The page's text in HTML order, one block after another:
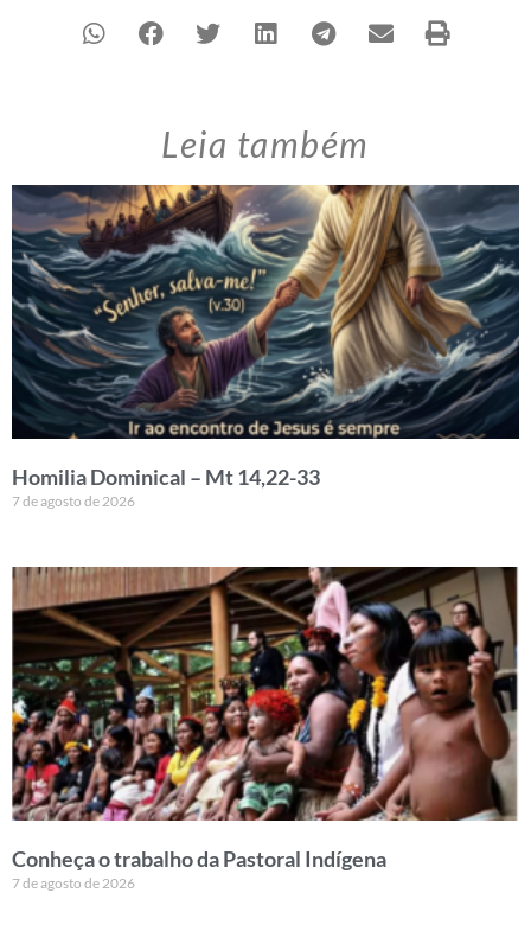
Leia também
Homilia Dominical – Mt 14,22-33
7 de agosto de 2026
Conheça o trabalho da Pastoral Indígena
7 de agosto de 2026